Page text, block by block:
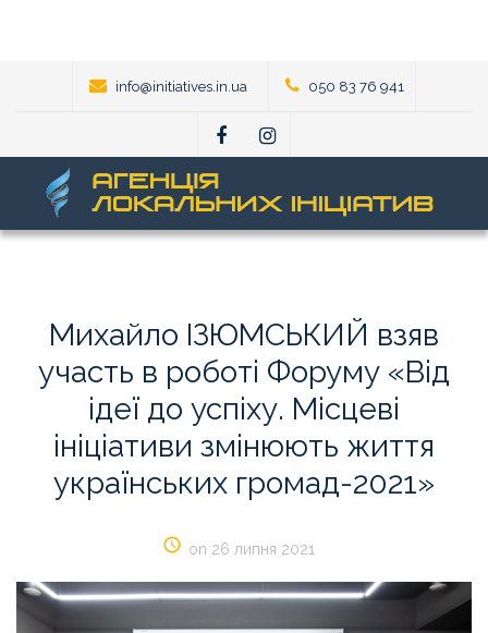
info@initiatives.in.ua 050 83 76 941
Михайло ІЗЮМСЬКИЙ взяв
участь в роботі Форуму «Від
ідеї до успіху. Місцеві
ініціативи змінюють життя
українських громад-2021»
on 26 липня 2021